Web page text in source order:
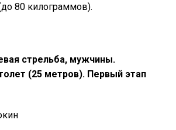
80 килограммов).
стрельба, мужчины.
(25 метров). Первый этап